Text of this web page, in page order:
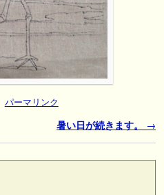
パーマリンク
暑い日が続きます。 →